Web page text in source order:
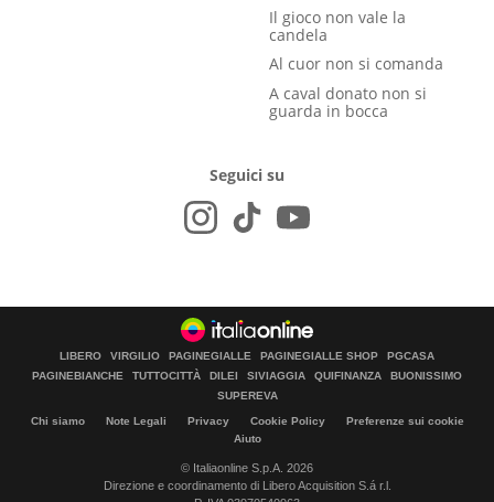
Il gioco non vale la
candela
Al cuor non si comanda
A caval donato non si
guarda in bocca
Seguici su
LIBERO VIRGILIO PAGINEGIALLE PAGINEGIALLE SHOP
PGCASA
PAGINEBIANCHE
TUTTOCITTÀ DILEI SIVIAGGIA QUIFINANZA
BUONISSIMO
SUPEREVA
Chi siamo Note Legali Privacy Cookie Policy
Preferenze sui cookie
Aiuto
© Italiaonline S.p.A. 2026
Direzione e coordinamento di Libero Acquisition S.á r.l.